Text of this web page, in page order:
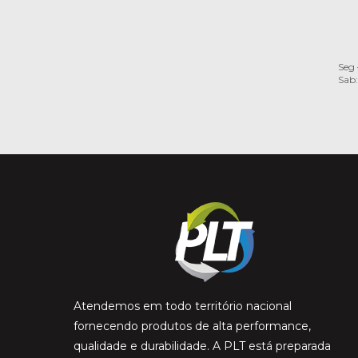
Seg
Atendemos em todo território nacional
fornecendo produtos de alta performance,
qualidade e durabilidade. A PLT está preparada